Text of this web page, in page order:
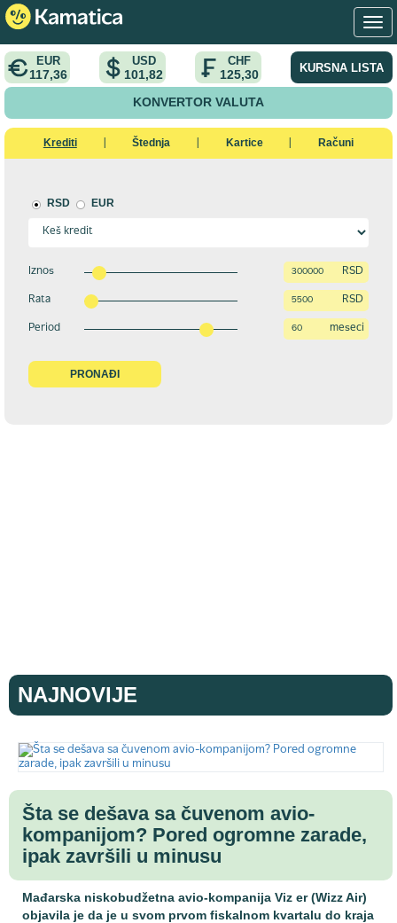
EUR
117,36
USD
101,82
CHF
125,30 KURSNA LISTA
KONVERTOR VALUTA
Krediti Štednja Kartice Računi
RSD EUR
Iznos RSD
Rata RSD
Period meseci
PRONAĐI
NAJNOVIJE
Šta se dešava sa čuvenom avio-
kompanijom? Pored ogromne zarade,
ipak završili u minusu
Mađarska niskobudžetna avio-kompanija Viz er (Wizz Air)
objavila je da je u svom prvom fiskalnom kvartalu do kraja